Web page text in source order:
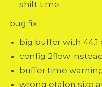
shift time
bug fix :
big buffer with 44.1
config 2flow
buffer time
wrong etalon size